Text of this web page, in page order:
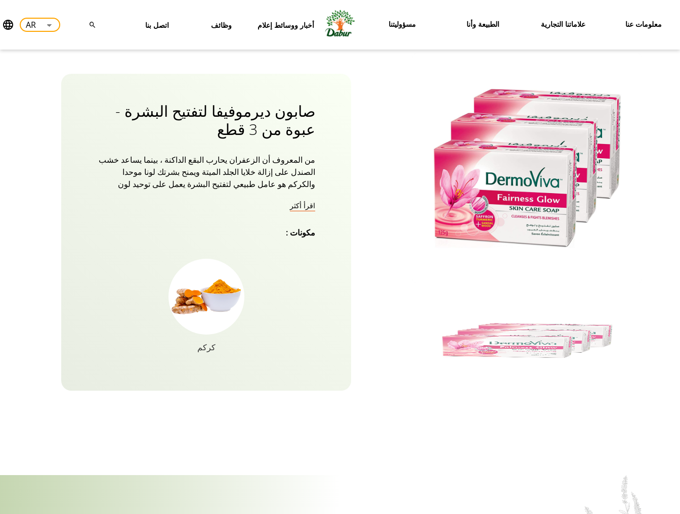
معلومات عنا علاماتنا التجارية الطبيعة وأنا مسؤوليتنا أخبار ووسائط إعلام وظائف اتصل بنا
صابون ديرموفيفا لتفتيح البشرة -
عبوة من 3 قطع
من المعروف أن الزعفران يحارب البقع الداكنة ، بينما يساعد خشب
الصندل على إزالة خلايا الجلد الميتة ويمنح بشرتك لونا موحدا
والكركم هو عامل طبيعي لتفتيح البشرة يعمل على توحيد لون
البشرة مصنوعة من الزعفران والكركم وخشب الصندل التي
صابون ديرموفيفا فيرنس جلو خالي من المواد الكيميائية بنسبة
اقرأ أكثر
مكونات :
كركم